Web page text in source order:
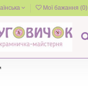
Мої бажання (0)